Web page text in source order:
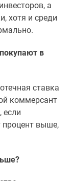
а
хотя и среди
в
ставка
коммерсант
если
процент выше,